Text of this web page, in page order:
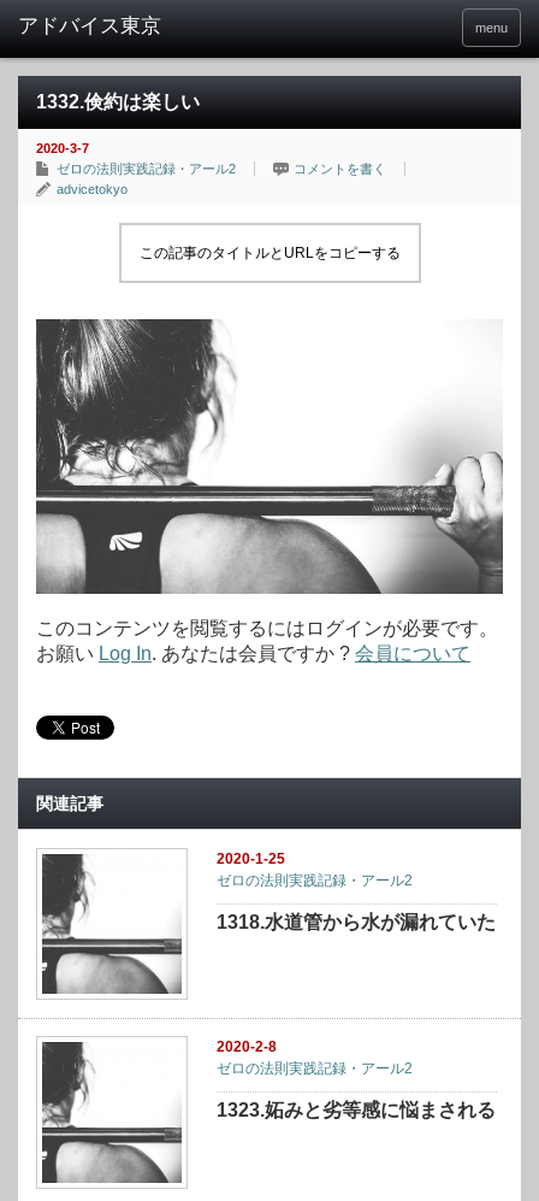
menu
1332.倹約は楽しい
2020-3-7
ゼロの法則実践記録・アール2
コメントを書く
advicetokyo
この記事のタイトルとURLをコピーする
このコンテンツを閲覧するにはログインが必要です。
お願い Log In. あなたは会員ですか ? 会員について
関連記事
2020-1-25
ゼロの法則実践記録・アール2
1318.水道管から水が漏れていた
2020-2-8
ゼロの法則実践記録・アール2
1323.妬みと劣等感に悩まされる